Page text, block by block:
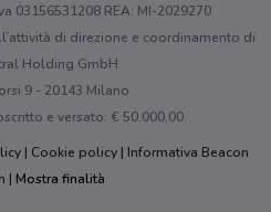
03156531208 REA: MI-2029270
di direzione e coordinamento di
Holding GmbH
9 - 20143 Milano
e versato: € 50.000,00
Cookie policy
Informativa Beacon
Mostra finalità